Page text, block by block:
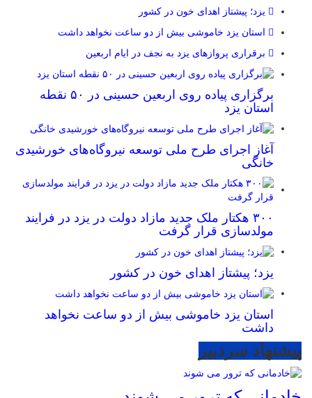
یزد؛ پیشتاز اهدای خون در کشور
استان یزد خاموشی بیش از دو ساعت نخواهد داشت
برقراری پرواز‌های یزد به نجف در ایام اربعین
برگزاری پیاده روی اربعین حسینی در ۵۰ نقطه
استان یزد
آغاز اجرای طرح ملی توسعه نیروگاه‌های خورشیدی
خانگی
۳۰۰ هکتار ملک جدید مازاد دولت در یزد در فرایند
مولدسازی قرار گرفت
یزد؛ پیشتاز اهدای خون در کشور
استان یزد خاموشی بیش از دو ساعت نخواهد
داشت
پیشنهاد سردبیر